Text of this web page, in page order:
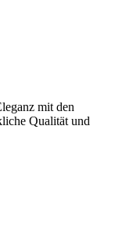
mit den
Qualität und